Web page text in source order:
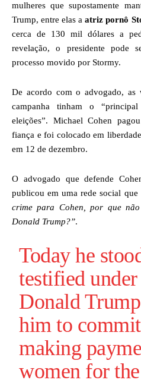
mulheres que supostamente
Trump, entre elas a atriz pornô
cerca de 130 mil dólares a
revelação, o presidente pode
processo movido por Stormy.
De acordo com o advogado, as
campanha tinham o
eleições”. Michael Cohen
fiança e foi colocado em
em 12 de dezembro.
O advogado que defende
publicou em uma rede social que
crime para Cohen, por que
Donald Trump?”.
Today he
testified
Donald
him to
making
women for